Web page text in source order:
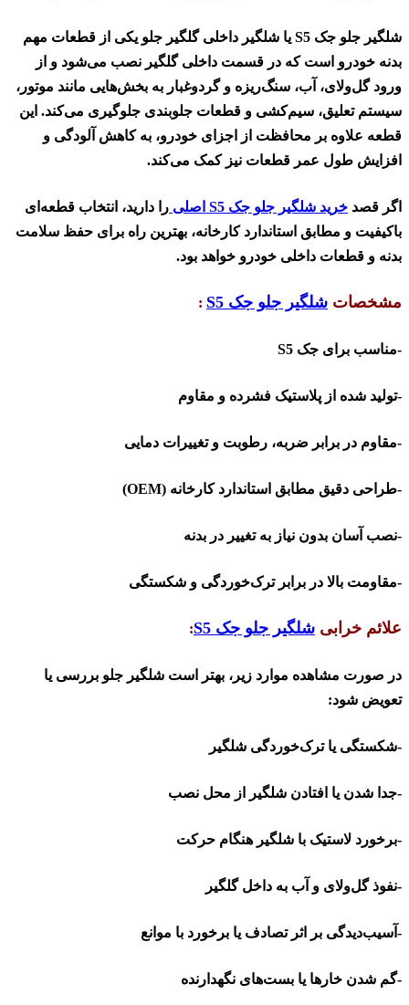
شلگیر جلو جک
یا شلگیر داخلی گلگیر جلو یکی از قطعات مهم
بدنه خودرو است که در قسمت داخلی گلگیر نصب می‌شود و از
ورود گل‌ولای، آب، سنگ‌ریزه و گردوغبار به بخش‌هایی مانند موتور،
سیستم تعلیق، سیم‌کشی و قطعات جلوبندی جلوگیری می‌کند. این
قطعه علاوه بر محافظت از اجزای خودرو، به کاهش آلودگی و
افزایش طول عمر قطعات نیز کمک می‌کند.
اگر قصد خرید شلگیر جلو جک اصلی را دارید، انتخاب قطعه‌ای
باکیفیت و مطابق استاندارد کارخانه، بهترین راه برای حفظ سلامت
بدنه و قطعات داخلی خودرو خواهد بود.
مشخصات شلگیر جلو جک S5
:
-مناسب برای جک
-تولید شده از پلاستیک فشرده و مقاوم
-مقاوم در برابر ضربه، رطوبت و تغییرات دمایی
-طراحی دقیق مطابق استاندارد کارخانه (OEM)
-نصب آسان بدون نیاز به تغییر در بدنه
-مقاومت بالا در برابر ترک‌خوردگی و شکستگی
علائم خرابی شلگیر جلو جک S5
:
در صورت مشاهده موارد زیر، بهتر است شلگیر جلو بررسی یا
تعویض شود:
-شکستگی یا ترک‌خوردگی شلگیر
-جدا شدن یا افتادن شلگیر از محل نصب
-برخورد لاستیک با شلگیر هنگام حرکت
-نفوذ گل‌ولای و آب به داخل گلگیر
-آسیب‌دیدگی بر اثر تصادف یا برخورد با موانع
-گم شدن خارها یا بست‌های نگهدارنده